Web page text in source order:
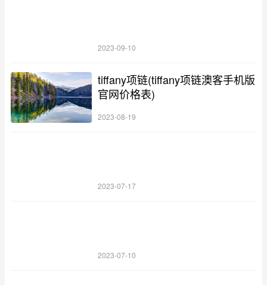
2023-09-10
tiffany项链(tiffany项链澳客手机版
官网价格表)
2023-08-19
2023-07-17
2023-07-10